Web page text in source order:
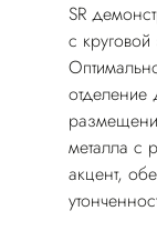
SR
с
отделение
металла с
акцент,